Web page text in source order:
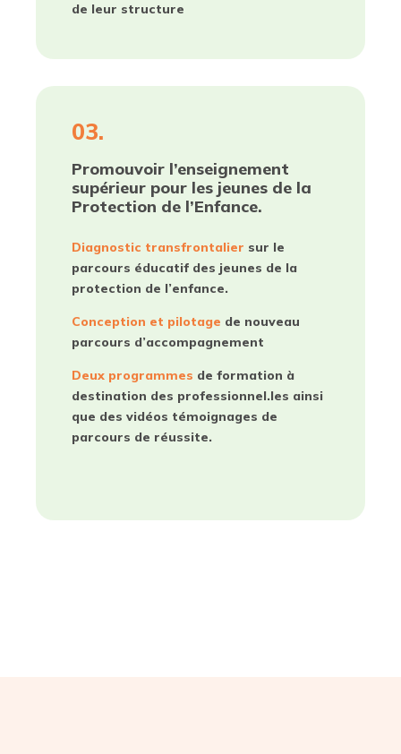
de leur structure
03.
Promouvoir l’enseignement
supérieur pour les jeunes de la
Protection de l’Enfance.
Diagnostic transfrontalier sur le
parcours éducatif des jeunes de la
protection de l’enfance.
Conception et pilotage de nouveau
parcours d’accompagnement
Deux programmes de formation à
destination des professionnel.les ainsi
que des vidéos témoignages de
parcours de réussite.